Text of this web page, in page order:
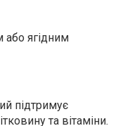
або ягідним
підтримує
та вітаміни.